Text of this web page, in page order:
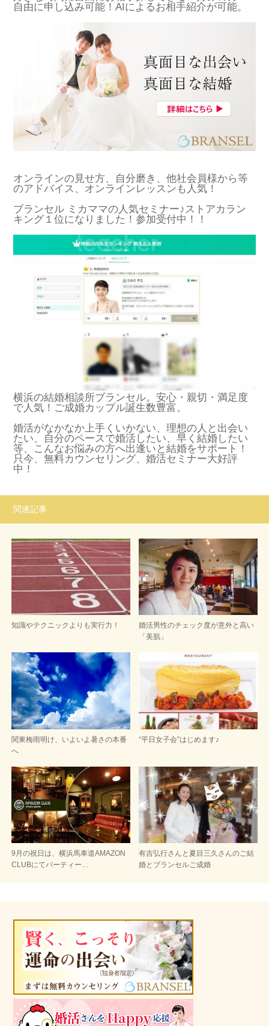
自由に申し込み可能！AIによるお相手紹介が可能。
オンラインの見せ方、自分磨き、他社会員様から等
のアドバイス、オンラインレッスンも人気！
ブランセル ミカママの人気セミナー♪ストアカラン
キング１位になりました！参加受付中！！
横浜の結婚相談所ブランセル。安心・親切・満足度
で人気！ご成婚カップル誕生数豊富。
婚活がなかなか上手くいかない、理想の人と出会い
たい、自分のペースで婚活したい、早く結婚したい
等、こんなお悩みの方へ出逢いと結婚をサポート！
只今、無料カウンセリング、婚活セミナー大好評
中！
関連記事
知識やテクニックよりも実行力！
婚活男性のチェック度が意外と高い
「美肌」
関東梅雨明け、いよいよ暑さの本番
へ
“平日女子会”はじめます♪
9月の祝日は、横浜馬車道AMAZON
CLUBにてパーティー…
有吉弘行さんと夏目三久さんのご結
婚とブランセルご成婚